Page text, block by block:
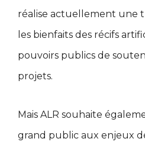
réalise actuellement une
les bienfaits des récifs
pouvoirs publics de
projets.
Mais ALR souhaite
grand public aux enjeux